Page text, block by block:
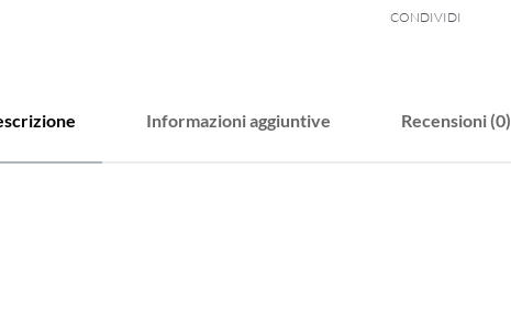
CONDIVIDI
Informazioni aggiuntive Recensioni (0)